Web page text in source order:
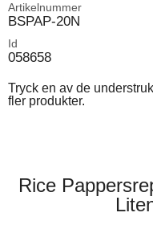
Artikelnummer
BSPAP-20N
Id
058658
Tryck en av de
fler produkter.
Rice